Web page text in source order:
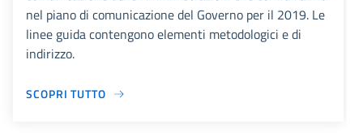
nel piano di comunicazione del Governo per il 2019. Le
linee guida contengono elementi metodologici e di
indirizzo.
SCOPRI TUTTO